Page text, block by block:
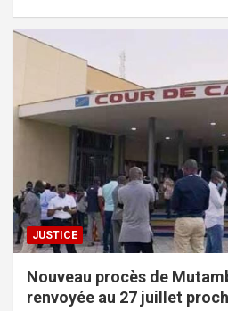
JUSTICE
Nouveau procès de
renvoyée au 27 juillet